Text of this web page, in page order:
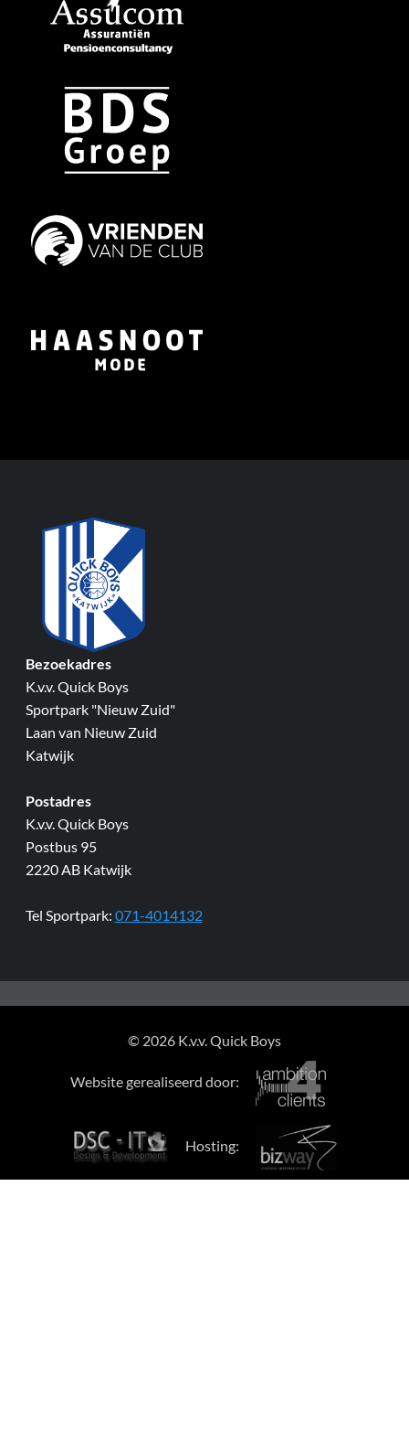
Bezoekadres
K.v.v. Quick Boys
Sportpark "Nieuw Zuid"
Laan van Nieuw Zuid
Katwijk
Postadres
K.v.v. Quick Boys
Postbus 95
2220 AB Katwijk
Tel Sportpark: 071-4014132
© 2026 K.v.v. Quick Boys
Website gerealiseerd door:
Hosting: